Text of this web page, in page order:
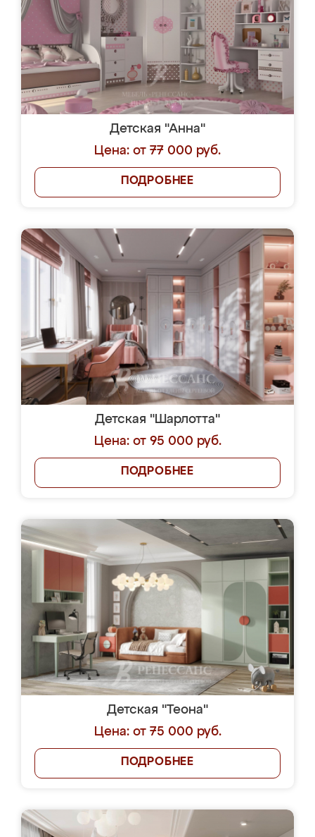
Детская "Анна"
Цена: от 77 000 руб.
ПОДРОБНЕЕ
Детская "Шарлотта"
Цена: от 95 000 руб.
ПОДРОБНЕЕ
Детская "Теона"
Цена: от 75 000 руб.
ПОДРОБНЕЕ